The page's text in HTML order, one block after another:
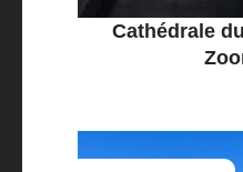
Cathédrale